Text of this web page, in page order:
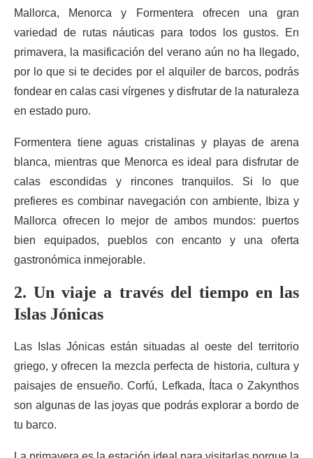
Mallorca, Menorca y Formentera ofrecen una gran
variedad de rutas náuticas para todos los gustos. En
primavera, la masificación del verano aún no ha llegado,
por lo que si te decides por el alquiler de barcos, podrás
fondear en calas casi vírgenes y disfrutar de la naturaleza
en estado puro.
Formentera tiene aguas cristalinas y playas de arena
blanca, mientras que Menorca es ideal para disfrutar de
calas escondidas y rincones tranquilos. Si lo que
prefieres es combinar navegación con ambiente, Ibiza y
Mallorca ofrecen lo mejor de ambos mundos: puertos
bien equipados, pueblos con encanto y una oferta
gastronómica inmejorable.
2. Un viaje a través del tiempo en las
Islas Jónicas
Las Islas Jónicas están situadas al oeste del territorio
griego, y ofrecen la mezcla perfecta de historia, cultura y
paisajes de ensueño. Corfú, Lefkada, Ítaca o Zakynthos
son algunas de las joyas que podrás explorar a bordo de
tu barco.